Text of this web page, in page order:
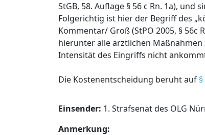
StGB, 58. Auflage § 56 c Rn. 1a), und
Folgerichtig ist hier der Begriff des
Kommentar/ Groß (StPO 2005, § 56c
hierunter alle ärztlichen
Intensität des Eingriffs nicht
Die Kostenentscheidung beruht auf
Einsender: 1. Strafsenat des OLG
Anmerkung: